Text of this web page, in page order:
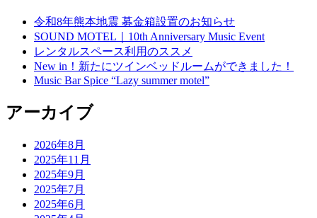
令和8年熊本地震 募金箱設置のお知らせ
SOUND MOTEL｜10th Anniversary Music Event
レンタルスペース利用のススメ
New in！新たにツインベッドルームができました！
Music Bar Spice “Lazy summer motel”
アーカイブ
2026年8月
2025年11月
2025年9月
2025年7月
2025年6月